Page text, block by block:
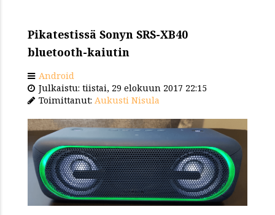
Pikatestissä Sonyn SRS-XB40
bluetooth-kaiutin
Android
Julkaistu: tiistai, 29 elokuun 2017 22:15
Toimittanut: Aukusti Nisula